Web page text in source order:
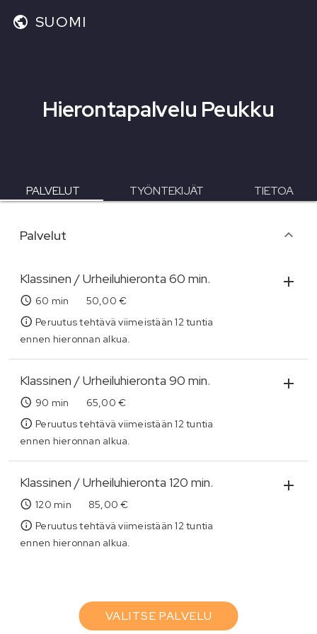
SUOMI
Hierontapalvelu Peukku
PALVELUT TYÖNTEKIJÄT TIETOA
Palvelut
Klassinen / Urheiluhieronta 60 min.
60 min
50,00 €
Peruutus tehtävä viimeistään 12 tuntia
ennen hieronnan alkua.
Klassinen / Urheiluhieronta 90 min.
90 min
65,00 €
Peruutus tehtävä viimeistään 12 tuntia
ennen hieronnan alkua.
Klassinen / Urheiluhieronta 120 min.
120 min
85,00 €
Peruutus tehtävä viimeistään 12 tuntia
ennen hieronnan alkua.
VALITSE PALVELU